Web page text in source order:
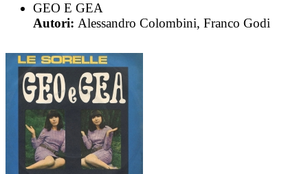
GEO E GEA
Autori: Alessandro Colombini, Franco Godi